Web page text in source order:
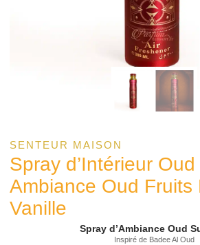
SENTEUR MAISON
Spray d’Intérieur
Ambiance Oud Fruits
Vanille
Spray d’Ambiance Oud
Inspiré de Badee Al Oud